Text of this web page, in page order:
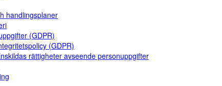
handlingsplaner
(GDPR)
(GDPR)
rättigheter avseende personuppgifter